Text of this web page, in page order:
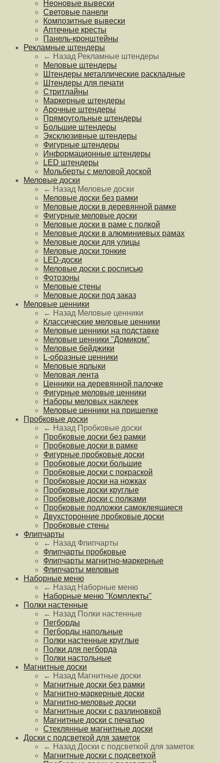
Неоновые вывески
Световые панели
Композитные вывески
Аптечные кресты
Панель-кронштейны
Рекламные штендеры
← Назад Рекламные штендеры
Меловые штендеры
Штендеры металлические раскладные
Штендеры для печати
Стритлайны
Маркерные штендеры
Арочные штендеры
Прямоугольные штендеры
Большие штендеры
Эксклюзивные штендеры
Фигурные штендеры
Информационные штендеры
LED штендеры
Мольберты с меловой доской
Меловые доски
← Назад Меловые доски
Меловые доски без рамки
Меловые доски в деревянной рамке
Фигурные меловые доски
Меловые доски в раме с полкой
Меловые доски в алюминиевых рамах
Меловые доски для улицы
Меловые доски тонкие
LED-доски
Меловые доски с росписью
Фотозоны
Меловые стены
Меловые доски под заказ
Меловые ценники
← Назад Меловые ценники
Классические меловые ценники
Меловые ценники на подставке
Меловые ценники "Домиком"
Меловые бейджики
L-образные ценники
Меловые ярлыки
Меловая лента
Ценники на деревянной палочке
Фигурные меловые ценники
Наборы меловых наклеек
Меловые ценники на прищепке
Пробковые доски
← Назад Пробковые доски
Пробковые доски без рамки
Пробковые доски в рамке
Фигурные пробковые доски
Пробковые доски большие
Пробковые доски с покраской
Пробковые доски на ножках
Пробковые доски круглые
Пробковые доски с полками
Пробковые подложки самоклеящиеся
Двухсторонние пробковые доски
Пробковые стены
Флипчарты
← Назад Флипчарты
Флипчарты пробковые
Флипчарты магнитно-маркерные
Флипчарты меловые
Наборные меню
← Назад Наборные меню
Наборные меню "Комплекты"
Полки настенные
← Назад Полки настенные
Пегборды
Пегборды напольные
Полки настенные круглые
Полки для пегборда
Полки настольные
Магнитные доски
← Назад Магнитные доски
Магнитные доски без рамки
Магнитно-маркерные доски
Магнитно-меловые доски
Магнитные доски с разлиновкой
Магнитные доски с печатью
Стеклянные магнитные доски
Доски с подсветкой для заметок
← Назад Доски с подсветкой для заметок
Магнитные доски с подсветкой